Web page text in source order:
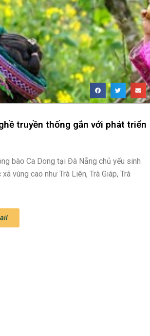
truyền thống gắn với phát triển
bào Ca Dong tại Đà Nẵng chủ yếu sinh
vùng cao như Trà Liên, Trà Giáp, Trà